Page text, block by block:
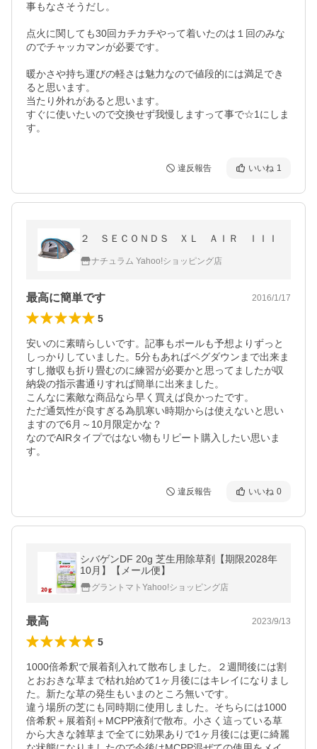
事もなさそうだし。
点火に関しても30回カチカチやって着いたのは１回のみな
のでチャッカマンが必要です。
暖かさや持ち運びの軽さは魅力なので値段的には満足でき
ると思います。
当たり外れがあると思います。
すぐに使いたいので交換せず我慢しますって事で☆1にしま
す。
違反報告 いいね 1
２ ＳＥＣＯＮＤＳ ＸＬ ＡＩＲ ＩＩＩ
ナチュラム Yahoo!ショッピング店
最高に簡単です 2016/1/17
5
安いのに素晴らしいです。記事もポールも予想よりずっと
しっかりしていました。5分もあればペグダウンまで出来ま
すし撤収も折り畳むのに練習が必要かと思ってましたが収
納袋の指示書通りすれば簡単に出来ました。
こんなに素敵な商品なら早く買えば良かったです。
ただ通気性が良すぎる為肌寒い時期からは使えないと思い
ますので6月～10月限定かな？
なのでAIRタイプではない物もリピート購入したい思いま
す。
違反報告 いいね 0
シバゲンDF 20g 芝生用除草剤【期限2028年
10月】【メール便】
グラントマトYahoo!ショッピング店
最高 2023/9/13
5
1000倍希釈で展着剤入れて散布しました。２週間後には割
とおおきな草まで枯れ始めて1ヶ月後にはキレイになりまし
た。新たな草の発生もいまのところ無いです。
違う場所の芝にも同時期に使用しました。そちらには1000
倍希釈＋展着剤＋MCPP液剤で散布。小さく這っている草
から大きな雑草まで全てに効果ありで1ヶ月後には更に綺麗